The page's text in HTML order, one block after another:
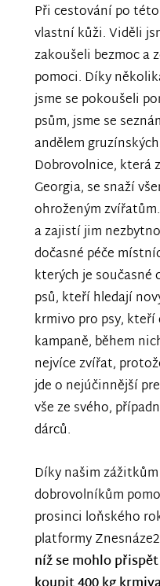
Při cestování po
vlastní kůži. Viděli
zakoušeli bezmoc a
pomoci. Díky
jsme se pokoušeli
psům, jsme se
andělem
Dobrovolnice, která
Georgia, se snaží
ohroženým
a zajistí jim
dočasné péče
kterých je současné
psů, kteří hledají
krmivo pro psy,
kampaně, během
nejvíce zvířat,
jde o nejúčinnější
vše ze svého,
dárců.
Díky našim
dobrovolníkům
prosinci loňského
platformy
níž se mohlo